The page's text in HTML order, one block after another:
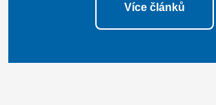
Více článků